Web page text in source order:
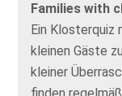
Families with
Ein Klosterquiz
kleinen Gäste
kleiner